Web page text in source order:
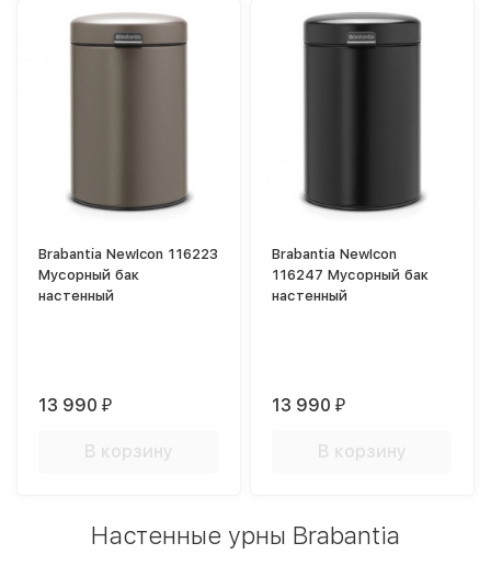
Brabantia NewIcon 116223
Мусорный бак
настенный
13 990₽
В корзину
Brabantia NewIcon
116247 Мусорный бак
настенный
13 990₽
В корзину
Настенные урны Brabantia